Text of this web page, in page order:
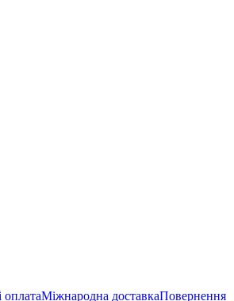
оплатаМіжнародна доставкаПовернення